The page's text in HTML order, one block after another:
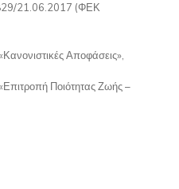
21.06.2017 (ΦΕΚ
Αποφάσεις»,
Ποιότητας Ζωής –